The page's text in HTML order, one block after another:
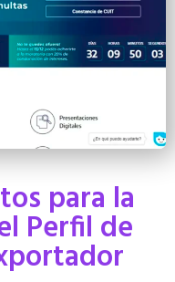
para la
Perfil de